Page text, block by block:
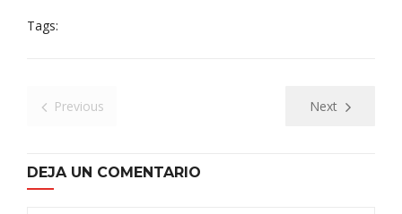
Tags:
Previous Next
DEJA UN COMENTARIO